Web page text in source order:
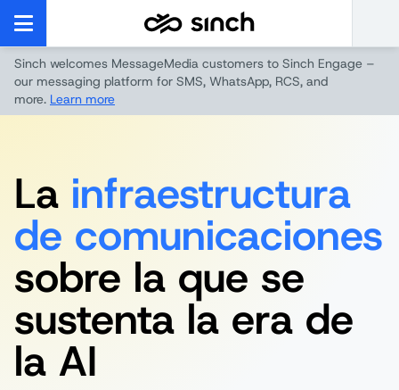
Sinch welcomes MessageMedia customers to Sinch Engage –
our messaging platform for SMS, WhatsApp, RCS, and
more. Learn more
La infraestructura
de comunicaciones
sobre la que se
sustenta la era de
la AI